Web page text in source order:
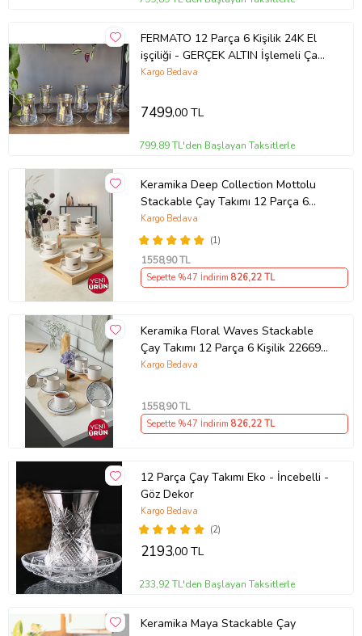
FERMATO 12 Parça 6 Kişilik 24K El
işçiliği - GERÇEK ALTIN İşlemeli Çay
Seti Horse Mix
Kargo Bedava
7499,00 TL
799,89 TL'den Başlayan Taksitlerle
Keramika Deep Collection Mottolu
Stackable Çay Takımı 12 Parça 6
Kişilik 22650-55
(1)
Kargo Bedava
1558,90 TL
Sepette %47 İndirim 826,22 TL
Keramika Floral Waves Stackable
Çay Takımı 12 Parça 6 Kişilik 22669-
71
Kargo Bedava
1558,90 TL
Sepette %47 İndirim 826,22 TL
12 Parça Çay Takımı Eko - İncebelli -
Göz Dekor
(2)
Kargo Bedava
2193,00 TL
233,92 TL'den Başlayan Taksitlerle
Keramika Maya Stackable Çay